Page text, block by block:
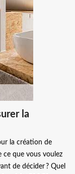
la
la création de
ce que vous voulez
de décider ? Quel